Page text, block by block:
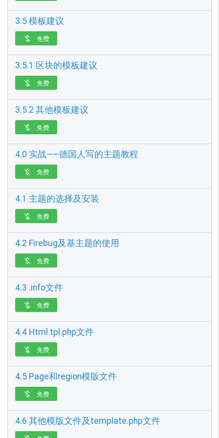
3.5 模板建议
 免费
3.5.1 区块的模板建议
 免费
3.5.2 其他模板建议
 免费
4.0 实战——德国人写的主题教程
 免费
4.1 主题的选择及安装
 免费
4.2 Firebug及基主题的使用
 免费
4.3 .info文件
 免费
4.4 Html.tpl.php文件
 免费
4.5 Page和region模版文件
 免费
4.6 其他模版文件及template.php文件